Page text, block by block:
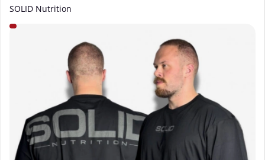
SOLID Nutrition
Produktbilder SOLID Nutrition Oversized Tee, black/grey